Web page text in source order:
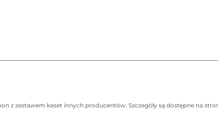
z zestawem kaset innych producentów. Szczegóły są dostępne na